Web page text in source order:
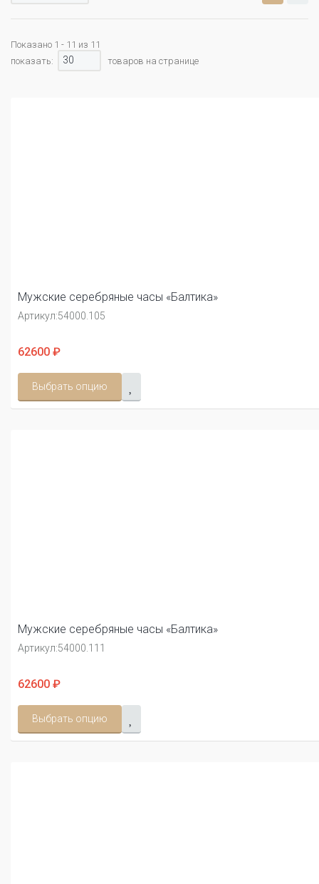
Показано 1 - 11 из 11
показать:
30 товаров на странице
Мужские серебряные часы «Балтика»
Артикул:54000.105
62600 ₽
Выбрать опцию
Мужские серебряные часы «Балтика»
Артикул:54000.111
62600 ₽
Выбрать опцию